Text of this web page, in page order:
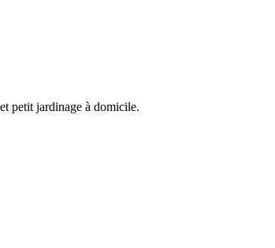
petit jardinage à domicile.